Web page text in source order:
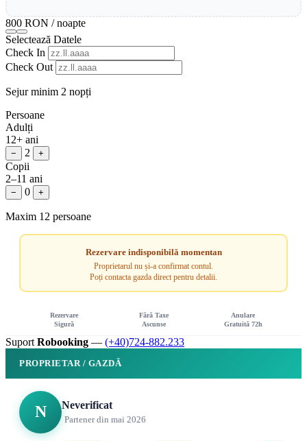
800 RON / noapte
Selectează Datele
Check In
Check Out
Sejur minim 2 nopți
Persoane
Adulți
12+ ani
− 2 +
Copii
2–11 ani
− 0 +
Maxim 12 persoane
Rezervare indisponibilă momentan
Proprietarul nu și-a confirmat contul.
Poți contacta gazda direct pentru detalii.
Rezervare
Sigură
Fără Taxe
Ascunse
Anulare
Gratuită 72h
Suport Robooking — (+40)724-882.233
PROPRIETAR / GAZDĂ
N Neverificat
Partener din mai 2026